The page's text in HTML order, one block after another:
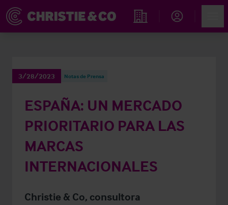
Propiedades
3/28/2023 Notas de Prensa
ESPAÑA: UN MERCADO
PRIORITARIO PARA LAS
MARCAS
INTERNACIONALES
Christie & Co, consultora